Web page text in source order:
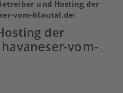
und Hosting der
vom-blautal.de:
der
vom-